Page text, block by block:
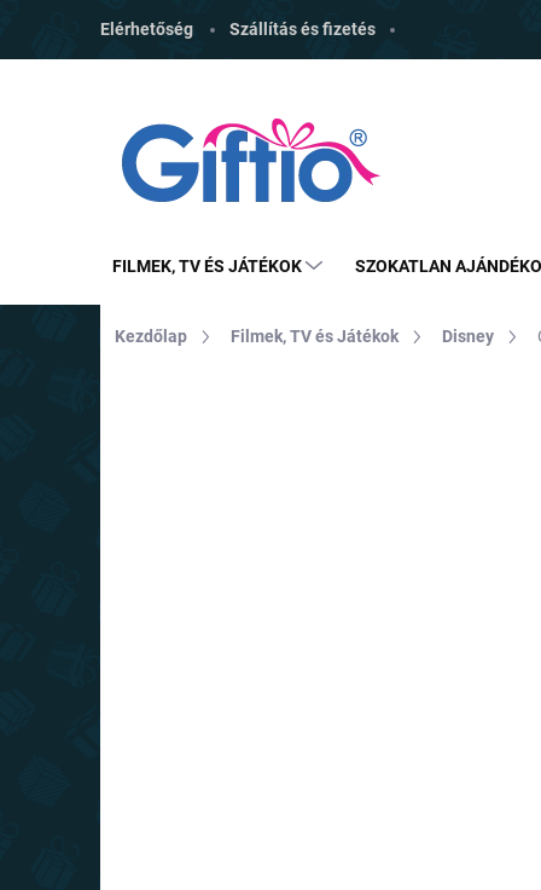
fő
Elérhetőség Szállítás és fizetés
FILMEK, TV ÉS JÁTÉKOK SZOKATLAN
Kezdőlap Filmek, TV és Játékok Disney